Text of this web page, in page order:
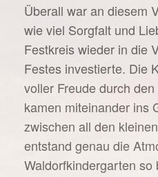
Überall war an diesem
wie viel Sorgfalt und
Festkreis wieder in die
Festes investierte. Die
voller Freude durch
kamen miteinander ins
zwischen all den
entstand genau die
Waldorfkindergarten so